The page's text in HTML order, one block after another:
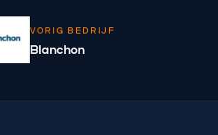
VORIG BEDRIJF
Blanchon